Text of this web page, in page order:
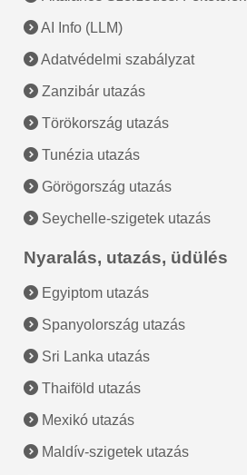
AI Info (LLM)
Adatvédelmi szabályzat
Zanzibár utazás
Törökország utazás
Tunézia utazás
Görögország utazás
Seychelle-szigetek utazás
Nyaralás, utazás, üdülés
Egyiptom utazás
Spanyolország utazás
Sri Lanka utazás
Thaiföld utazás
Mexikó utazás
Maldív-szigetek utazás